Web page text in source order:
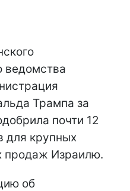
ведомства
Трампа за
почти 12
для крупных
продаж Израилю.
об